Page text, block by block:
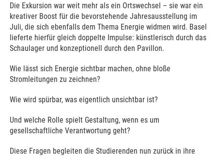
Die Exkursion war weit mehr als ein Ortswechsel – sie war ein
kreativer Boost für die bevorstehende Jahresausstellung im
Juli, die sich ebenfalls dem Thema Energie widmen wird. Basel
lieferte hierfür gleich doppelte Impulse: künstlerisch durch das
Schaulager und konzeptionell durch den Pavillon.
Wie lässt sich Energie sichtbar machen, ohne bloße
Stromleitungen zu zeichnen?
Wie wird spürbar, was eigentlich unsichtbar ist?
Und welche Rolle spielt Gestaltung, wenn es um
gesellschaftliche Verantwortung geht?
Diese Fragen begleiten die Studierenden nun zurück in ihre